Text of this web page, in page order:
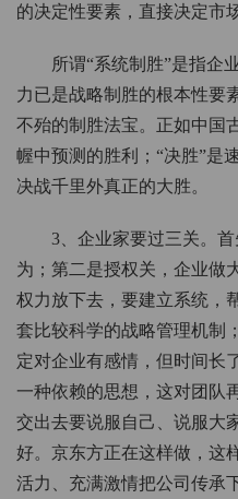
的决定性要素，直接决定市
所谓“系统制胜”是指企
力已是战略制胜的根本性要
不殆的制胜法宝。正如中国
幄中预测的胜利；“决胜”是
决战千里外真正的大胜。
3、企业家要过三关。
为；第二是授权关，企业做
权力放下去，要建立系统，
套比较科学的战略管理机制
定对企业有感情，但时间长
一种依赖的思想，这对团队
交出去要说服自己、说服大
好。京东方正在这样做，这
活力、充满激情把公司传承